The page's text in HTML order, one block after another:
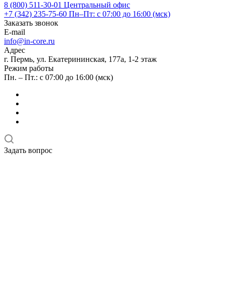
8 (800) 511-30-01 Центральный офис
+7 (342) 235-75-60 Пн–Пт: с 07:00 до 16:00 (мск)
Заказать звонок
E-mail
info@in-core.ru
Адрес
г. Пермь, ул. ​Екатерининская, 177а, ​1-2 этаж
Режим работы
Пн. – Пт.: с 07:00 до 16:00 (мск)
Задать вопрос